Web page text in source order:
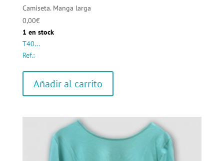
Camiseta. Manga larga
0,00€
1 en stock
T40...
Ref.:
Añadir al carrito